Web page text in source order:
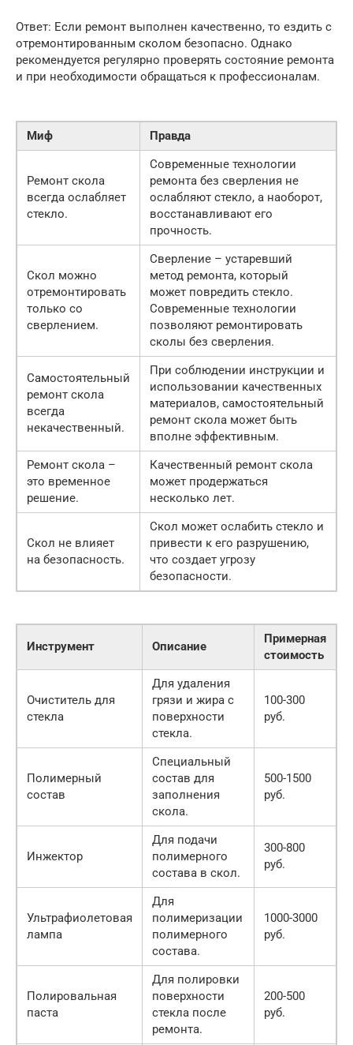
Ответ: Если ремонт выполнен качественно, то ездить с
отремонтированным сколом безопасно. Однако
рекомендуется регулярно проверять состояние ремонта
и при необходимости обращаться к профессионалам.
Миф Правда
Ремонт скола
всегда ослабляет
стекло.
Современные технологии
ремонта без сверления не
ослабляют стекло, а наоборот,
восстанавливают его
прочность.
Скол можно
отремонтировать
только со
сверлением.
Сверление – устаревший
метод ремонта, который
может повредить стекло.
Современные технологии
позволяют ремонтировать
сколы без сверления.
Самостоятельный
ремонт скола
всегда
некачественный.
При соблюдении инструкции и
использовании качественных
материалов, самостоятельный
ремонт скола может быть
вполне эффективным.
Ремонт скола –
это временное
решение.
Качественный ремонт скола
может продержаться
несколько лет.
Скол не влияет
на безопасность.
Скол может ослабить стекло и
привести к его разрушению,
что создает угрозу
безопасности.
Инструмент Описание
Примерная
стоимость
Очиститель для
стекла
Для удаления
грязи и жира с
поверхности
стекла.
100-300
руб.
Полимерный
состав
Специальный
состав для
заполнения
скола.
500-1500
руб.
Инжектор
Для подачи
полимерного
состава в скол.
300-800
руб.
Ультрафиолетовая
лампа
Для
полимеризации
полимерного
состава.
1000-3000
руб.
Полировальная
паста
Для полировки
поверхности
стекла после
ремонта.
200-500
руб.